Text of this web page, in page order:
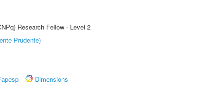
Research Fellow - Level 2
Prudente)
Dimensions